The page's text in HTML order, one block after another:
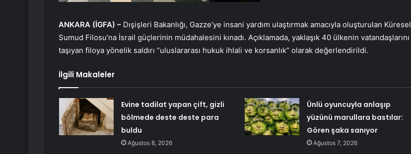
ANKARA (İGFA) – Dışişleri Bakanlığı, Gazze’ye insani yardım ulaştırmak amacıyla oluşturulan Küresel
Sumud Filosu’na İsrail güçlerinin müdahalesini kınadı. Açıklamada, yaklaşık 40 ülkenin vatandaşlarını
taşıyan filoya yönelik saldırı “uluslararası hukuk ihlali ve korsanlık” olarak değerlendirildi.
İlgili Makaleler
Evine tadilat yapan çift, gizli
bölmede deste deste para
buldu
Ağustos 8, 2026
Ünlü oyuncuyla anlaşıp
yüzünü marullara bastılar:
Gören şaka sanıyor
Ağustos 7, 2026